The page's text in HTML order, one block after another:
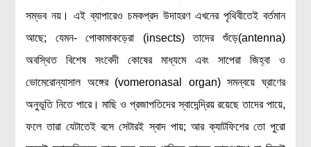
সম্ভব নয়। এই ব্যাপারেও চমকপ্রদ উদাহরণ এখনের পৃথিবীতেই বর্তমান
আছে; যেমন- পোকামাকড়েরা (insects) তাদের শুঁড়ে(antenna)
অবস্থিত বিশেষ সংবেদী কোষের মাধ্যমে এবং সাপেরা জিহ্বা ও
ভোমেরোন্যাসাল অঙ্গের (vomeronasal organ) সমন্বয়ে ঘ্রাণের
অনুভূতি নিতে পারে। মাছি ও প্রজাপতিদের স্বাদেন্দ্রিয় রয়েছে তাদের পায়ে,
ফলে তারা যেটাতেই বসে সেটারই স্বাদ পায়; আর ক্যাটফিশের তো পুরো